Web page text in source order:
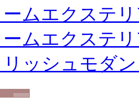
ームエクステ
ームエクステ
リッシュモ